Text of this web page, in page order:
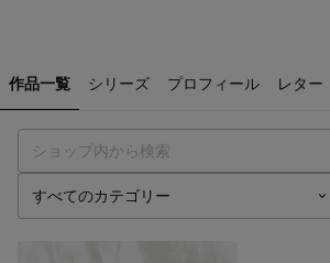
作品一覧 シリーズ プロフィール レター